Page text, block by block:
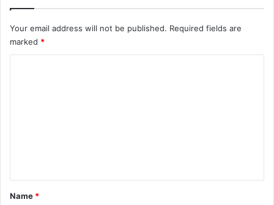
Your email address will not be published. Required fields are
marked *
*
Name *